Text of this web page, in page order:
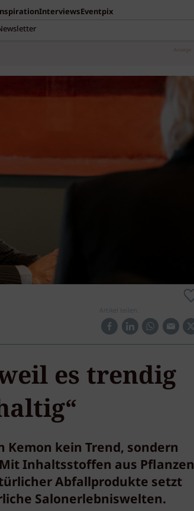
InterviewsEventpix
Anzeige
Artikel teilen:
es trendig
kein Trend, sondern
Inhaltsstoffen aus Pflanzen
Abfallprodukte setzt
Salonerlebniswelten.